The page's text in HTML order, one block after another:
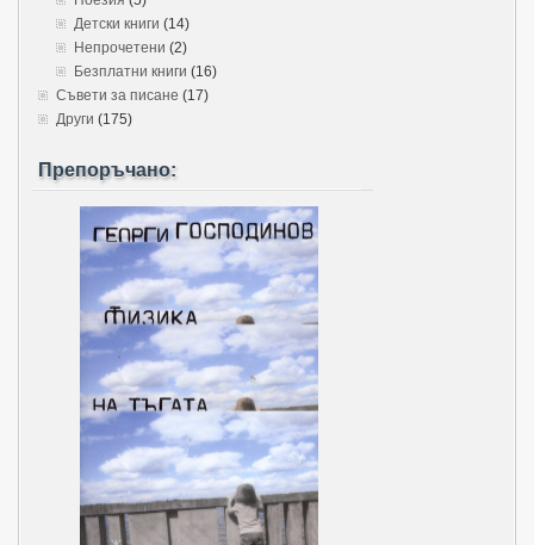
Детски книги (14)
Непрочетени (2)
Безплатни книги (16)
Съвети за писане (17)
Други (175)
Препоръчано: